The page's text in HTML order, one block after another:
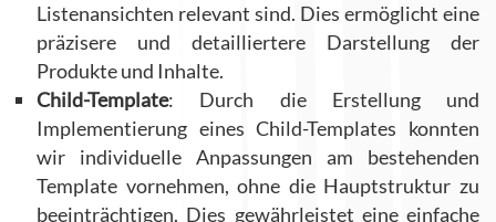
Listenansichten relevant sind. Dies ermöglicht eine
präzisere und detailliertere Darstellung der
Produkte und Inhalte.
Child-Template: Durch die Erstellung und
Implementierung eines Child-Templates konnten
wir individuelle Anpassungen am bestehenden
Template vornehmen, ohne die Hauptstruktur zu
beeinträchtigen. Dies gewährleistet eine einfache